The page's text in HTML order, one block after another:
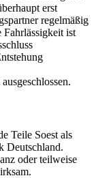
erst
regelmäßig
ist
Teile Soest als
Deutschland.
oder teilweise